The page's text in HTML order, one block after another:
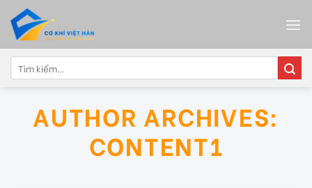
content
Tìm
kiếm:
AUTHOR ARCHIVES:
CONTENT1